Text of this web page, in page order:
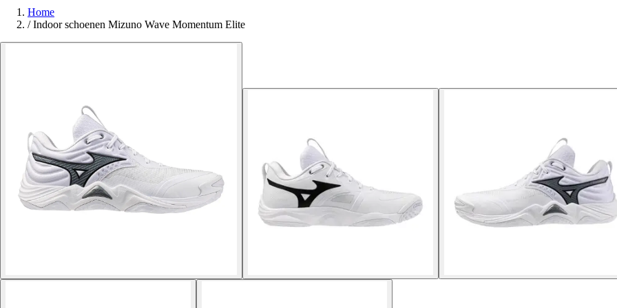
Home
/ Indoor schoenen Mizuno Wave Momentum Elite